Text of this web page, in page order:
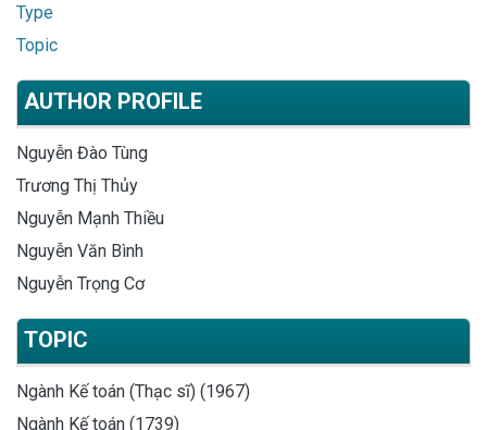
Type
Topic
AUTHOR PROFILE
Nguyễn Đào Tùng
Trương Thị Thủy
Nguyễn Mạnh Thiều
Nguyễn Văn Bình
Nguyễn Trọng Cơ
TOPIC
Ngành Kế toán (Thạc sĩ) (1967)
Ngành Kế toán (1739)